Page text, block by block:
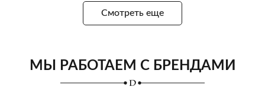
Смотреть еще
МЫ РАБОТАЕМ С БРЕНДАМИ